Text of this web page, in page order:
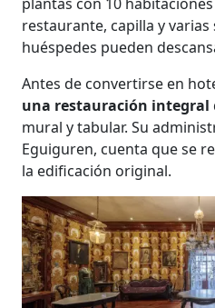
restaurante, capilla y varias
huéspedes pueden
Antes de convertirse en
una restauración integral
mural y tabular. Su
Eguiguren, cuenta que se
la edificación original.